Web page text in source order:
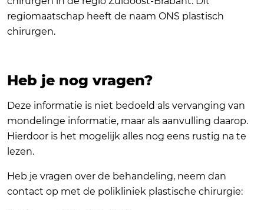
regiomaatschap heeft de naam ONS plastisch
chirurgen.
Heb je nog vragen?
Deze informatie is niet bedoeld als vervanging van
mondelinge informatie, maar als aanvulling daarop.
Hierdoor is het mogelijk alles nog eens rustig na te
lezen.
Heb je vragen over de behandeling, neem dan
contact op met de polikliniek plastische chirurgie: